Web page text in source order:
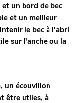
un bord de bec
et un meilleur
le bec à l'abri
sur l'anche ou la
un écouvillon
être utiles, à